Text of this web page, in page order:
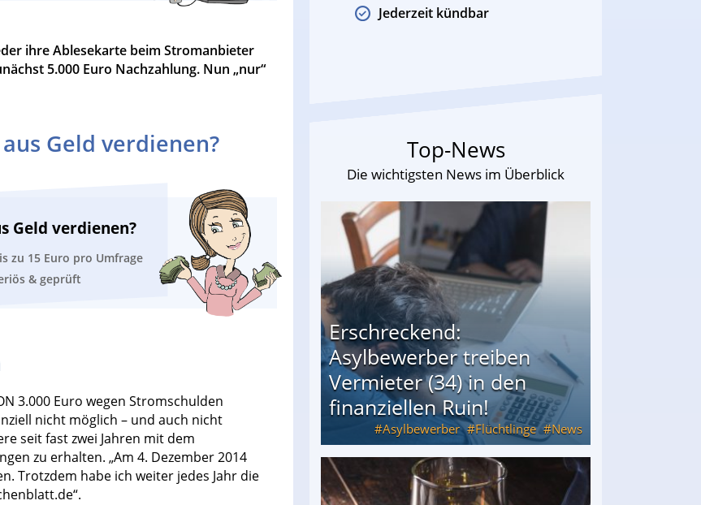
ihre Ablesekarte beim Stromanbieter
5.000 Euro Nachzahlung. Nun „nur“
Geld verdienen?
Geld verdienen?
zu 15 Euro pro Umfrage
& geprüft
3.000 Euro wegen Stromschulden
nicht möglich – und auch nicht
seit fast zwei Jahren mit dem
zu erhalten. „Am 4. Dezember 2014
Trotzdem habe ich weiter jedes Jahr die
Jederzeit kündbar
Top-News
Die wichtigsten News im Überblick
Erschreckend:
Asylbewerber treiben
Vermieter (34) in den
finanziellen Ruin!
Asylbewerber Flüchtlinge News
Erschreckend: Asylbewerber treiben Vermieter (34) in den finanziellen Ruin!